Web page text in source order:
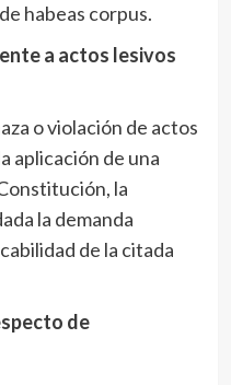
habeas corpus.
a actos lesivos
o violación de actos
aplicación de una
la
la demanda
de la citada
de